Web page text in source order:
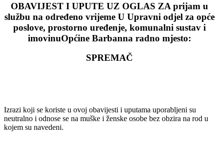
OBAVIJEST I UPUTE UZ OGLAS ZA prijam u
službu na određeno vrijeme U Upravni odjel za opće
poslove, prostorno uređenje, komunalni sustav i
imovinuOpćine Barbanna radno mjesto:
SPREMAČ
Izrazi koji se koriste u ovoj obavijesti i uputama uporabljeni su
neutralno i odnose se na muške i ženske osobe bez obzira na rod u
kojem su navedeni.